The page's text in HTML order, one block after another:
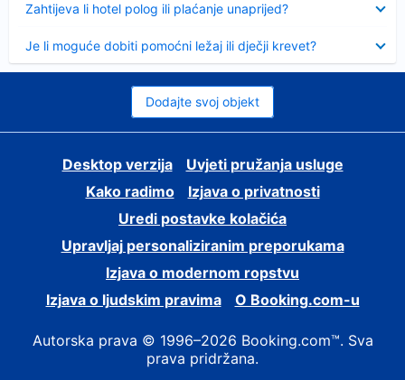
Zahtijeva li hotel polog ili plaćanje unaprijed?
Je li moguće dobiti pomoćni ležaj ili dječji krevet?
Dodajte svoj objekt
Desktop verzija
Uvjeti pružanja usluge
Kako radimo
Izjava o privatnosti
Uredi postavke kolačića
Upravljaj personaliziranim preporukama
Izjava o modernom ropstvu
Izjava o ljudskim pravima
O Booking.com-u
Autorska prava © 1996–2026 Booking.com™. Sva
prava pridržana.